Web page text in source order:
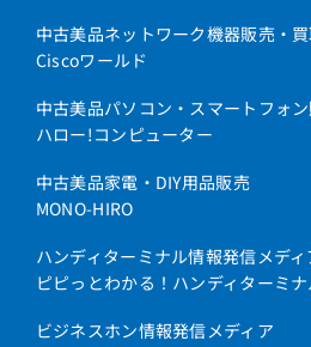
中古美品ネットワーク機器販売・
Ciscoワールド
中古美品パソコン・スマートフォ
ハロー!コンピューター
中古美品家電・DIY用品販売
MONO-HIRO
ハンディターミナル情報発信メディ
ピピっとわかる！ハンディターミ
ビジネスホン情報発信メディア